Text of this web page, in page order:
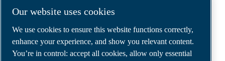
Legal & Privacy Notices
Order return form
Order claim form
Our website uses cookies
We use cookies to ensure this website functions correctly,
enhance your experience, and show you relevant content.
You’re in control: accept all cookies, allow only essential